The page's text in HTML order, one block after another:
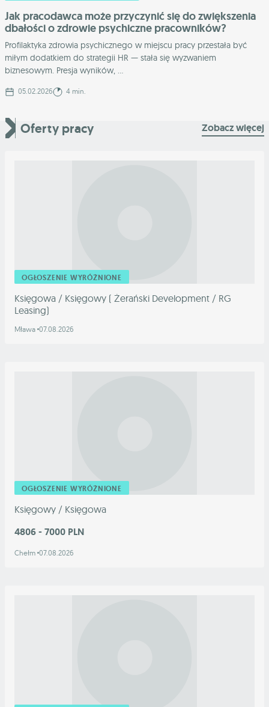
Jak pracodawca może przyczynić się do zwiększenia
dbałości o zdrowie psychiczne pracowników?
Profilaktyka zdrowia psychicznego w miejscu pracy przestała być
miłym dodatkiem do strategii HR — stała się wyzwaniem
biznesowym. Presja wyników, ...
05.02.2026 4 min.
Oferty pracy Zobacz więcej
OGŁOSZENIE WYRÓŻNIONE
Księgowa / Księgowy ( Żerański Development / RG
Leasing)
Mława 07.08.2026
OGŁOSZENIE WYRÓŻNIONE
Księgowy / Księgowa
4806 - 7000 PLN
Chełm 07.08.2026